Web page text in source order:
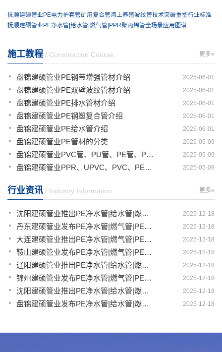
抚顺建硕管业PE电力护套管矿用复合管海上养殖波纹管技术突破重塑行业标准
抚顺建硕管业PE净水管|给水管|燃气管|PPR聚丙烯管全场景应用图谱
更多»
施工教程 / Construction Course
2025-06-01
盘锦建硕管业PE钢带增强管材介绍
2025-06-01
盘锦建硕管业PE双壁波纹管材介绍
2025-06-01
盘锦建硕管业PE排水管材介绍
2025-06-01
盘锦建硕管业PE钢塑复合管介绍
2025-06-01
盘锦建硕管业PE给水管介绍
2025-05-09
盘锦建硕管业PE管材的分类
2025-05-09
盘锦建硕管业PVC管、PU管、PE管、PP管有那些区别
2025-05-09
盘锦建硕管业PPR、UPVC、PVC、PERT、PE、HDPE塑料管材详解
更多»
行业资讯 / Industry Information
2025-12-18
沈阳建硕管业推出PE净水管|给水管|燃气管|PERT供热管|电力护套管一体化智造解决方案
2025-12-18
丹东建硕管业发布PE净水管|燃气管|PERT供热管|电力护套管|农田灌溉管智能生产新范式
2025-12-18
大连建硕管业推出PE净水管|燃气管|PERT供热管|电力护套管|农田灌溉管融合智造新生态
2025-12-18
鞍山建硕管业发布PE净水管|燃气管|PERT供热管|电力护套管|农田灌溉管全链路应用新方案
2025-12-18
辽阳建硕管业推出PE净水管|给水管|燃气管|PERT供热管|电力护套管多维融合智造平台
2025-12-18
锦州建硕管业发布PE净水管|燃气管|PERT供热管|电力护套管|农田灌溉管智慧应用生态体系
2025-12-18
沈阳建硕管业推出PE净水管|给水管|燃气管|PERT供热管|电力护套管一体化智造方案
2025-12-18
盘锦建硕管业发布PE净水管|给水管|燃气管|PERT供热管|电力护套管智慧生产新范式